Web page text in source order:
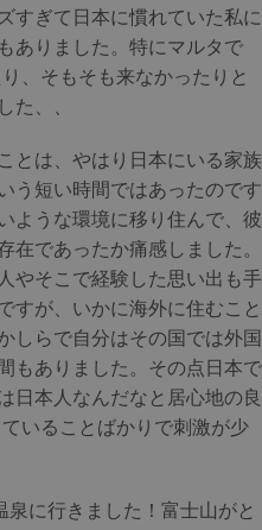
すぎて日本に慣れていた私に
ありました。特にマルタで
、そもそも来なかったりと
た、、
とは、やはり日本にいる家族
う短い時間ではあったのです
ような環境に移り住んで、彼
在であったか痛感しました。
やそこで経験した思い出も手
すが、いかに海外に住むこと
しらで自分はその国では外国
もありました。その点日本で
日本人なんだなと居心地の良
いることばかりで刺激が少
泉に行きました！富士山がと